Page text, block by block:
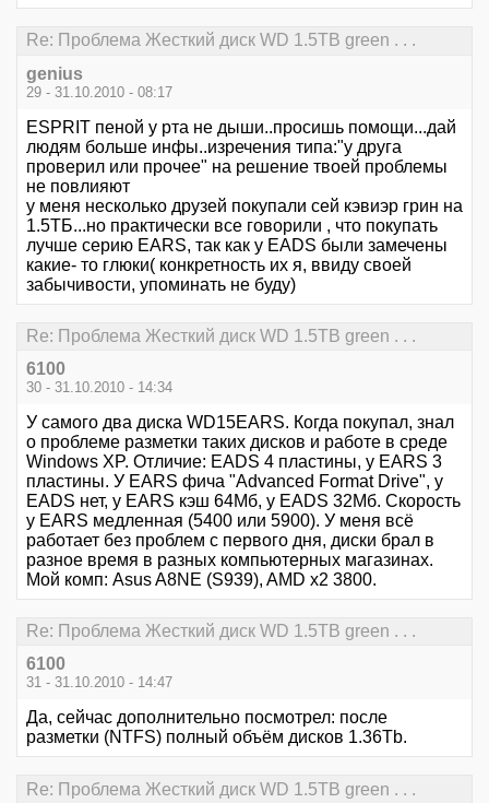
Re: Проблема Жесткий диск WD 1.5TB green . . .
genius
29 - 31.10.2010 - 08:17
ESPRIT пеной у рта не дыши..просишь помощи...дай
людям больше инфы..изречения типа:"у друга
проверил или прочее" на решение твоей проблемы
не повлияют
у меня несколько друзей покупали сей кэвиэр грин на
1.5ТБ...но практически все говорили , что покупать
лучше серию EARS, так как у EADS были замечены
какие- то глюки( конкретность их я, ввиду своей
забычивости, упоминать не буду)
Re: Проблема Жесткий диск WD 1.5TB green . . .
6100
30 - 31.10.2010 - 14:34
У самого два диска WD15EARS. Когда покупал, знал
о проблеме разметки таких дисков и работе в среде
Windows XP. Отличие: EADS 4 пластины, у EARS 3
пластины. У EARS фича "Advanced Format Drive", у
EADS нет, у EARS кэш 64Мб, у EADS 32Мб. Скорость
у EARS медленная (5400 или 5900). У меня всё
работает без проблем с первого дня, диски брал в
разное время в разных компьютерных магазинах.
Мой комп: Asus A8NE (S939), AMD x2 3800.
Re: Проблема Жесткий диск WD 1.5TB green . . .
6100
31 - 31.10.2010 - 14:47
Да, сейчас дополнительно посмотрел: после
разметки (NTFS) полный объём дисков 1.36Tb.
Re: Проблема Жесткий диск WD 1.5TB green . . .